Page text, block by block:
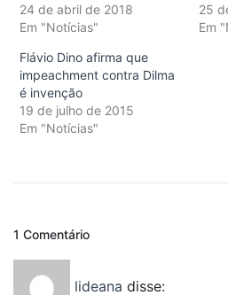
24 de abril de 2018
Em "Notícias"
25
Em
Flávio Dino afirma que
impeachment contra Dilma
é invenção
19 de julho de 2015
Em "Notícias"
1 Comentário
lideana disse: